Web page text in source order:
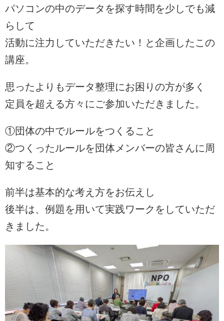
パソコンの中のデータを探す時間を少しでも減
らして
活動に注力していただきたい！と企画したこの
講座。
思ったよりもデータ整理にお困りの方が多く
定員を超える方々にご参加いただきました。
①団体の中でルールをつくること
②つくったルールを団体メンバーの皆さんに周
知すること
前半は基本的な考え方をお伝えし
後半は、例題を用いて実践ワークをしていただ
きました。